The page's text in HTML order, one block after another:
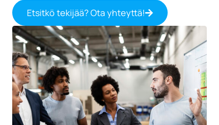
Etsitkö tekijää? Ota yhteyttä!